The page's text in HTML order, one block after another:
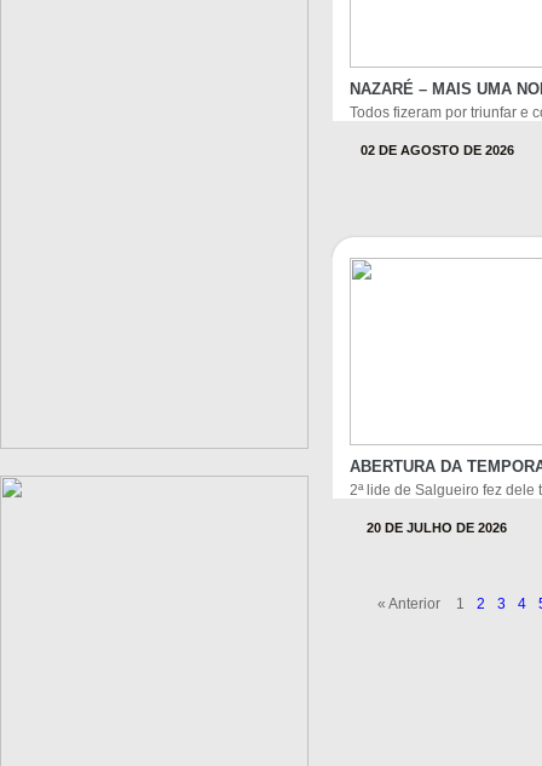
NAZARÉ – MAIS UMA
Todos fizeram por triunfar e
02 DE AGOSTO DE 2026
ABERTURA DA
2ª lide de Salgueiro fez dele
20 DE JULHO DE 2026
« Anterior 1 2 3 4